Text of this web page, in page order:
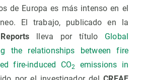
de Europa es más intenso en el
El trabajo, publicado en la
lleva por título Global
the relationships between fire
fire-induced CO2
emissions in